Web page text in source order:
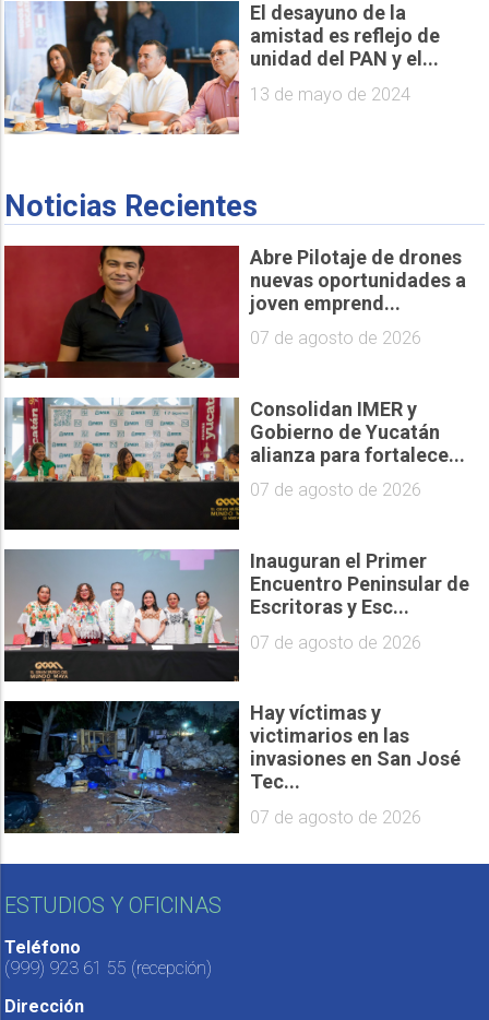
El desayuno de la
amistad es reflejo de
unidad del PAN y el...
13 de mayo de 2024
Noticias Recientes
Abre Pilotaje de drones
nuevas oportunidades a
joven emprend...
07 de agosto de 2026
Consolidan IMER y
Gobierno de Yucatán
alianza para fortalece...
07 de agosto de 2026
Inauguran el Primer
Encuentro Peninsular de
Escritoras y Esc...
07 de agosto de 2026
Hay víctimas y
victimarios en las
invasiones en San José
Tec...
07 de agosto de 2026
ESTUDIOS Y OFICINAS
Teléfono
(999) 923 61 55 (recepción)
Dirección